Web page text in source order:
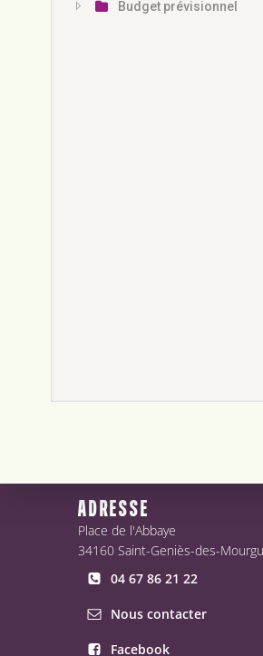
Budget prévisionnel
ADRESSE
Place de l'Abbaye
34160 Saint-Geniès-des-
04 67 86 21 22
Nous contacter
Facebook